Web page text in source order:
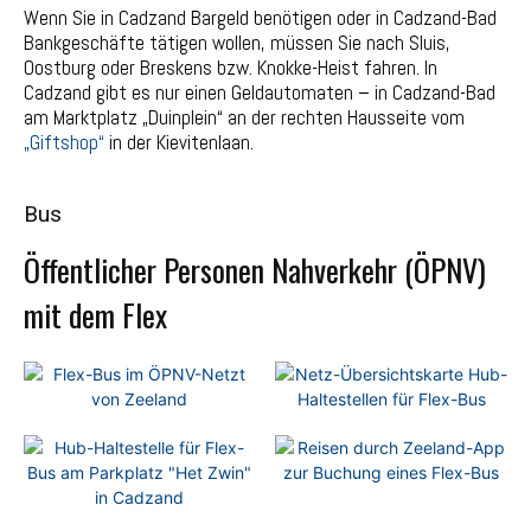
Wenn Sie in Cadzand Bargeld benötigen oder in Cadzand-Bad
Bankgeschäfte tätigen wollen, müssen Sie nach Sluis,
Oostburg oder Breskens bzw. Knokke-Heist fahren. In
Cadzand gibt es nur einen Geldautomaten – in Cadzand-Bad
am Marktplatz „Duinplein“ an der rechten Hausseite vom
„Giftshop“ in der Kievitenlaan.
Bus
Öffentlicher Personen Nahverkehr (ÖPNV)
mit dem Flex